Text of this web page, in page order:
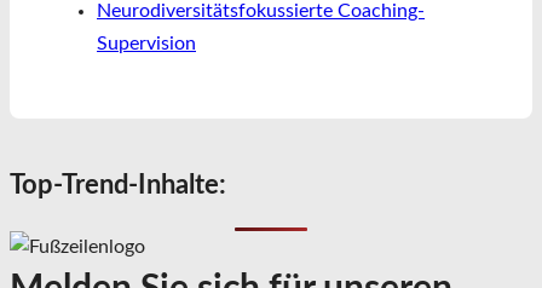
Neurodiversitätsfokussierte Coaching-
Supervision
Top-Trend-Inhalte: